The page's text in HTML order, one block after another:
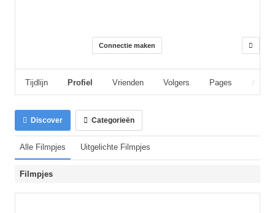
Connectie maken
Tijdlijn Profiel Vrienden Volgers Pages
Discover Categorieën
Alle Filmpjes Uitgelichte Filmpjes
Filmpjes